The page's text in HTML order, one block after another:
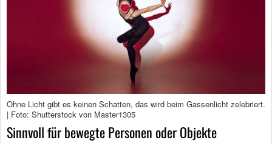
Ohne Licht gibt es keinen Schatten, das wird beim Gassenlicht zelebriert.
| Foto: Shutterstock von Master1305
Sinnvoll für bewegte Personen oder Objekte